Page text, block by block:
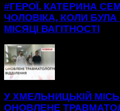
#ГЕРОЇ. КАТЕРИНА
ЧОЛОВІКА, КОЛИ
МІСЯЦІ ВАГІТНОСТІ
У ХМЕЛЬНИЦЬКІЙ
ОНОВЛЕНЕ